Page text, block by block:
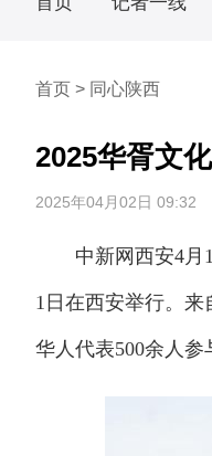
首页 > 同心陕西
2025华胥文
2025年04月02日 09:32
中新网西安4月1
1日在西安举行。
华人代表500余人参